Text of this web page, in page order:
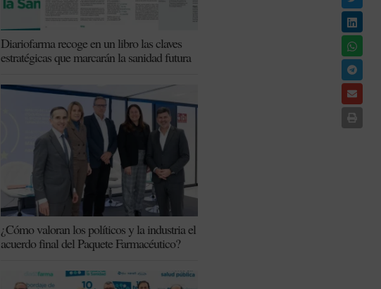
Diariofarma recoge en un libro las claves
estratégicas que marcarán la sanidad futura
¿Cómo valoran los políticos y la industria el
acuerdo final del Paquete Farmacéutico?